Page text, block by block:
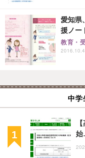
愛知県
援ノー
教育・
中学
始